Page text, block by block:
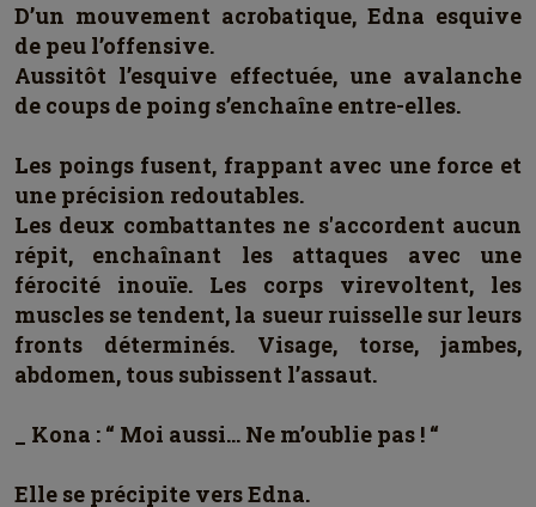
D’un mouvement acrobatique, Edna esquive
de peu l’offensive.
Aussitôt l’esquive effectuée, une avalanche
de coups de poing s’enchaîne entre-elles.
Les poings fusent, frappant avec une force et
une précision redoutables.
Les deux combattantes ne s'accordent aucun
répit, enchaînant les attaques avec une
férocité inouïe. Les corps virevoltent, les
muscles se tendent, la sueur ruisselle sur leurs
fronts déterminés. Visage, torse, jambes,
abdomen, tous subissent l’assaut.
_ Kona : “ Moi aussi… Ne m’oublie pas ! “
Elle se précipite vers Edna.